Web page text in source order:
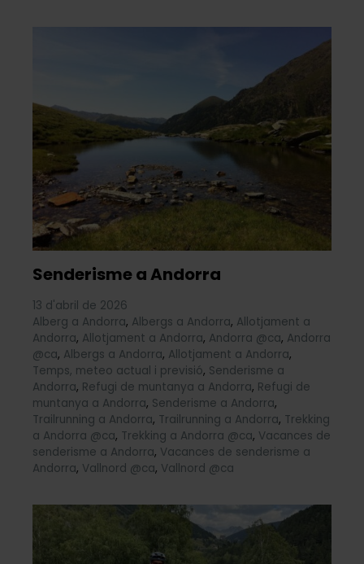
Senderisme a Andorra
13 d'abril de 2026
Alberg a Andorra, Albergs a Andorra, Allotjament a
Andorra, Allotjament a Andorra, Andorra @ca, Andorra
@ca, Albergs a Andorra, Allotjament a Andorra,
Temps, meteo actual i previsió, Senderisme a
Andorra, Refugi de muntanya a Andorra, Refugi de
muntanya a Andorra, Senderisme a Andorra,
Trailrunning a Andorra, Trailrunning a Andorra, Trekking
a Andorra @ca, Trekking a Andorra @ca, Vacances de
senderisme a Andorra, Vacances de senderisme a
Andorra, Vallnord @ca, Vallnord @ca